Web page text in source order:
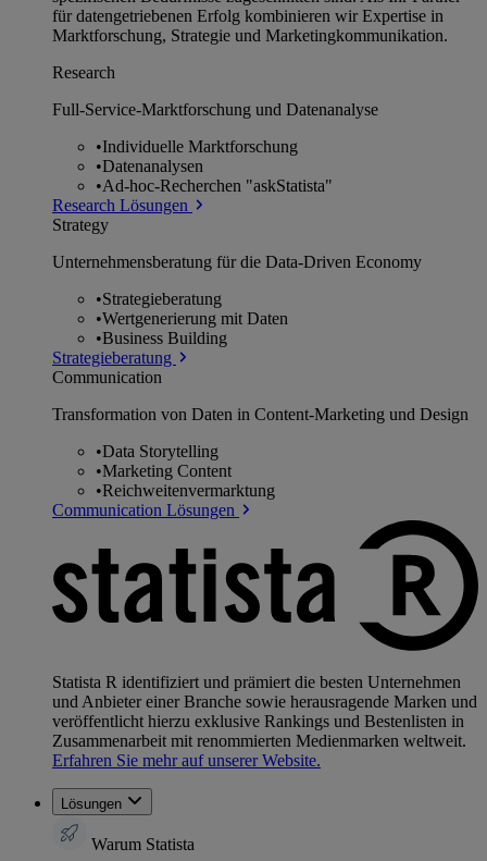
für datengetriebenen Erfolg kombinieren wir Expertise in
Marktforschung, Strategie und Marketingkommunikation.
Research
Full-Service-Marktforschung und Datenanalyse
•Individuelle Marktforschung
•Datenanalysen
•Ad-hoc-Recherchen "askStatista"
Research Lösungen
Strategy
Unternehmens­beratung für die Data-Driven Economy
•Strategieberatung
•Wertgenerierung mit Daten
•Business Building
Strategieberatung
Communication
Transformation von Daten in Content-Marketing und Design
•Data Storytelling
•Marketing Content
•Reichweitenvermarktung
Communication Lösungen
Statista R identifiziert und prämiert die besten Unternehmen
und Anbieter einer Branche sowie herausragende Marken und
veröffentlicht hierzu exklusive Rankings und Bestenlisten in
Zusammenarbeit mit renommierten Medienmarken weltweit.
Erfahren Sie mehr auf unserer Website.
Lösungen
Warum Statista